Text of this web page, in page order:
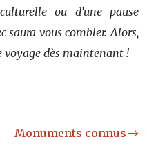
ou d’une pause
saura vous combler. Alors,
voyage dès maintenant !
Monuments connus